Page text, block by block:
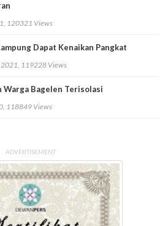
120321 Views
Dapat Kenaikan Pangkat
2021, 119228 Views
Warga Bagelen Terisolasi
118849 Views
ADVERTISEMENT